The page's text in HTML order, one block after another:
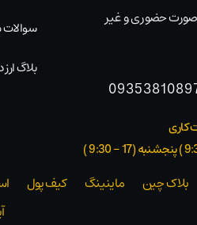
صورت حضوری و غیر
کاری
بلاگ
بلاک‌ چین ماینینگ کیف پول